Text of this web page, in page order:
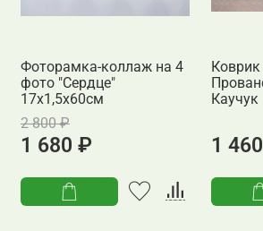
Фоторамка-коллаж на 4
фото "Сердце"
17х1,5х60см
2 800 ₽
1 680 ₽
Каучук
1